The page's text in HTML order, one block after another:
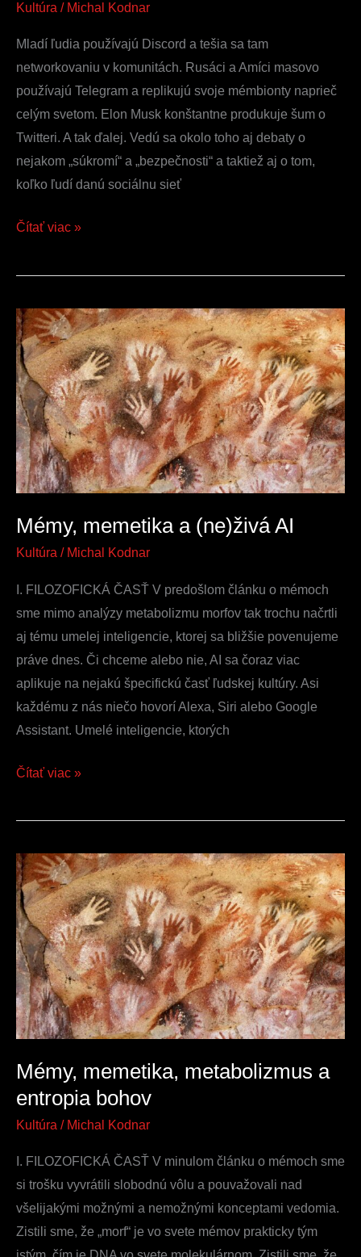
Kultúra / Michal Kodnar
Mladí ľudia používajú Discord a tešia sa tam
networkovaniu v komunitách. Rusáci a Amíci masovo
používajú Telegram a replikujú svoje mémbionty naprieč
celým svetom. Elon Musk konštantne produkuje šum o
Twitteri. A tak ďalej. Vedú sa okolo toho aj debaty o
nejakom „súkromí“ a „bezpečnosti“ a taktiež aj o tom,
koľko ľudí danú sociálnu sieť
Čítať viac »
Mémy, memetika a (ne)živá AI
Kultúra / Michal Kodnar
I. FILOZOFICKÁ ČASŤ V predošlom článku o mémoch
sme mimo analýzy metabolizmu morfov tak trochu načrtli
aj tému umelej inteligencie, ktorej sa bližšie povenujeme
práve dnes. Či chceme alebo nie, AI sa čoraz viac
aplikuje na nejakú špecifickú časť ľudskej kultúry. Asi
každému z nás niečo hovorí Alexa, Siri alebo Google
Assistant. Umelé inteligencie, ktorých
Mémy,
memetika
a
(ne)živá
AI
Čítať viac »
Mémy, memetika, metabolizmus a
entropia bohov
Kultúra / Michal Kodnar
I. FILOZOFICKÁ ČASŤ V minulom článku o mémoch sme
si trošku vyvrátili slobodnú vôlu a pouvažovali nad
všelijakými možnými a nemožnými konceptami vedomia.
Zistili sme, že „morf“ je vo svete mémov prakticky tým
Mémy,
memetika,
metabolizmus
a
entropia
bohov